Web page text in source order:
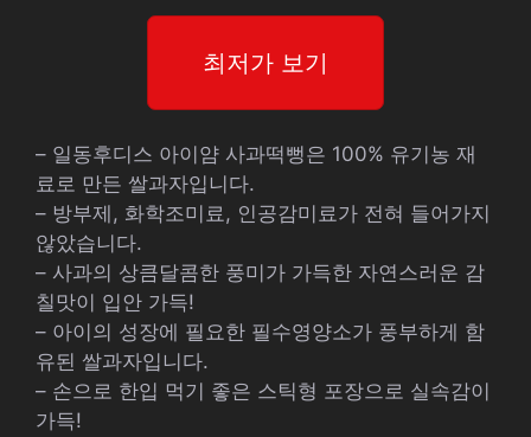
최저가 보기
– 일동후디스 아이얌 사과떡뻥은 100% 유기농 재
료로 만든 쌀과자입니다.
– 방부제, 화학조미료, 인공감미료가 전혀 들어가지
않았습니다.
– 사과의 상큼달콤한 풍미가 가득한 자연스러운 감
칠맛이 입안 가득!
– 아이의 성장에 필요한 필수영양소가 풍부하게 함
유된 쌀과자입니다.
– 손으로 한입 먹기 좋은 스틱형 포장으로 실속감이
가득!